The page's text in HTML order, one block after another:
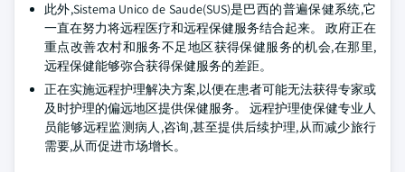
此外,Sistema Unico de Saude(SUS)是巴西的普遍保健系统,它
一直在努力将远程医疗和远程保健服务结合起来。 政府正在
重点改善农村和服务不足地区获得保健服务的机会,在那里,
远程保健能够弥合获得保健服务的差距。
正在实施远程护理解决方案,以便在患者可能无法获得专家或
及时护理的偏远地区提供保健服务。 远程护理使保健专业人
员能够远程监测病人,咨询,甚至提供后续护理,从而减少旅行
需要,从而促进市场增长。